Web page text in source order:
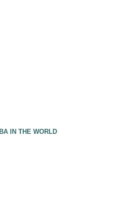
IN THE WORLD